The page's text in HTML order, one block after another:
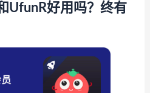
UfunR好用吗？终有